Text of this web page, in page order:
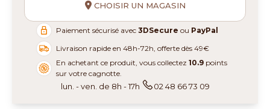
CHOISIR UN MAGASIN
Paiement sécurisé avec3DSecure ou PayPal
Livraison rapide en 48h-72h, offerte dès 49€
En achetant ce produit, vous collectez10.9 points
sur votre cagnotte.
lun. - ven. de 8h - 17h 02 48 66 73 09